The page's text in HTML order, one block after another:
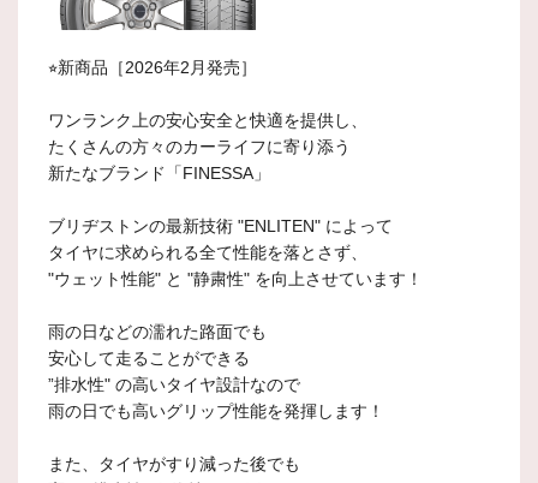
⭐︎新商品［2026年2月発売］
ワンランク上の安心安全と快適を提供し、
たくさんの方々のカーライフに寄り添う
新たなブランド「FINESSA」
ブリヂストンの最新技術 "ENLITEN" によって
タイヤに求められる全て性能を落とさず、
"ウェット性能" と "静粛性" を向上させています！
雨の日などの濡れた路面でも
安心して走ることができる
”排水性" の高いタイヤ設計なので
雨の日でも高いグリップ性能を発揮します！
また、タイヤがすり減った後でも